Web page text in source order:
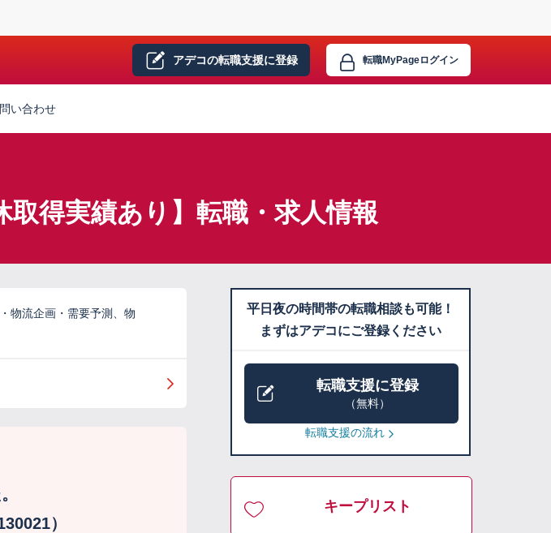
アデコの転職支援に登録 転職MyPageログイン
い合わせ
取得実績あり】転職・求人情報
物流企画・需要予測、物
）
平日夜の時間帯の転職相談も可能！
まずはアデコにご登録ください
転職支援に登録
（無料）
転職支援の流れ
キープリスト